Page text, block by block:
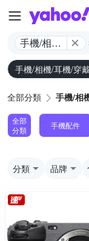
手機/相機/
耳機/穿戴
手機/相機/耳機/穿
全部分類 手機/相
全部
分類
手機配件
分類 品牌